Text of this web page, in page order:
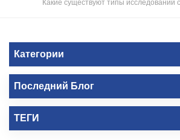
Какие существуют типы исследований
Категории
Последний Блог
ТЕГИ